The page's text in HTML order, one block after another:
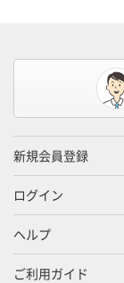
新規会員登録
ログイン
ヘルプ
ご利用ガイド